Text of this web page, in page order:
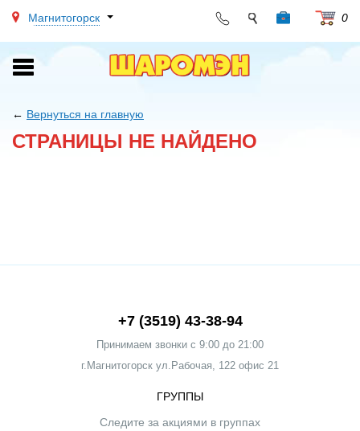
Магнитогорск 0
Toggle
navigation
← Вернуться на главную
СТРАНИЦЫ НЕ НАЙДЕНО
+7 (3519) 43-38-94
Принимаем звонки c 9:00 до 21:00
г.Магнитогорск ул.Рабочая, 122 офис 21
ГРУППЫ
Следите за акциями в группах